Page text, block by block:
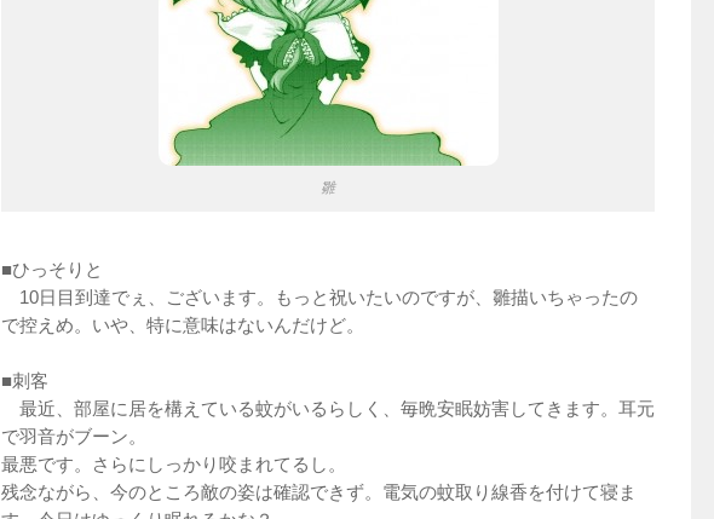
雛
■ひっそりと
10日目到達でぇ、ございます。もっと祝いたいのですが、雛描いちゃったの
で控えめ。いや、特に意味はないんだけど。
■刺客
最近、部屋に居を構えている蚊がいるらしく、毎晩安眠妨害してきます。耳元
で羽音がブーン。
最悪です。さらにしっかり咬まれてるし。
残念ながら、今のところ敵の姿は確認できず。電気の蚊取り線香を付けて寝ま